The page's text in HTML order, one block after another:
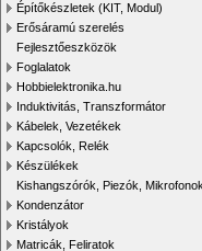
Építőkészletek (KIT, Modul)
Erősáramú szerelés
Fejlesztőeszközök
Foglalatok
Hobbielektronika.hu
Induktivitás, Transzformátor
Kábelek, Vezetékek
Kapcsolók, Relék
Készülékek
Kishangszórók, Piezók, Mikrofonok
Kondenzátor
Kristályok
Matricák, Feliratok